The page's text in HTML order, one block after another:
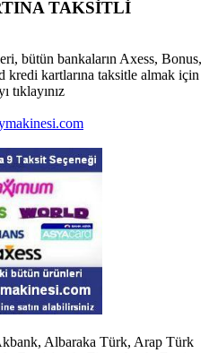
TAKSİTLİ
bütün bankaların Axess, Bonus,
kartlarına taksitle almak için
tıklayınız
Albaraka Türk, Arap Türk